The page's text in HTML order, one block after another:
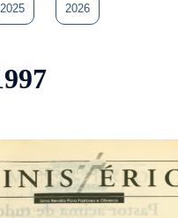
2025 2026